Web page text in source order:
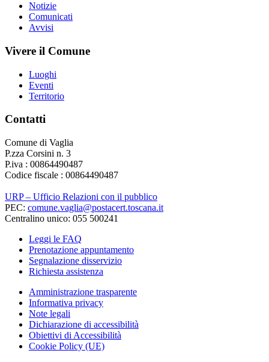
Notizie
Comunicati
Avvisi
Vivere il Comune
Luoghi
Eventi
Territorio
Contatti
Comune di Vaglia
P.zza Corsini n. 3
P.iva : 00864490487
Codice fiscale : 00864490487
URP – Ufficio Relazioni con il pubblico
PEC: comune.vaglia@postacert.toscana.it
Centralino unico: 055 500241
Leggi le FAQ
Prenotazione appuntamento
Segnalazione disservizio
Richiesta assistenza
Amministrazione trasparente
Informativa privacy
Note legali
Dichiarazione di accessibilità
Obiettivi di Accessibilità
Cookie Policy (UE)